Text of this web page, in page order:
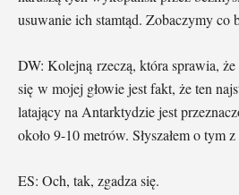
usuwanie ich stamtąd. Zobaczymy co
DW: Kolejną rzeczą, która sprawia, że
się w mojej głowie jest fakt, że ten
latający na Antarktydzie jest
około 9-10 metrów. Słyszałem o tym
ES: Och, tak, zgadza się.